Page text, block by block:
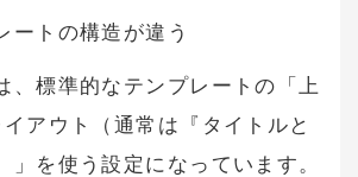
ートの構造が違う
、標準的なテンプレートの「上
アウト（通常は『タイトルと
」を使う設定になっています。